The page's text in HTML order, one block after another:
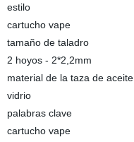
estilo
cartucho vape
tamaño de taladro
2 hoyos - 2*2,2mm
material de la taza de aceite
vidrio
palabras clave
cartucho vape